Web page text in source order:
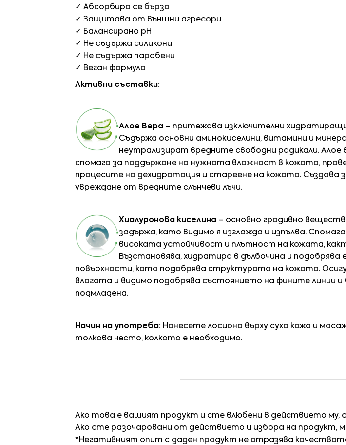
✓ Абсорбира се бързо
✓ Защитава от външни агресори
✓ Балансирано pH
✓ Не съдържа силикони
✓ Не съдържа парабени
✓ Веган формула
Активни съставки:
Алое Вера – притежава изключителни
Съдържа основни аминокиселини, витамини и
неутрализират вредните свободни радикали. Алое
спомага за поддържане на нужната влажност в кожата,
процесите на дехидратация и стареене на кожата.
увреждане от вредните слънчеви лъчи.
Хиалуронова киселина – основно градивно
задържа, като видимо я изглажда и изпълва.
високата устойчивост и плътност на кожата,
Възстановява, хидратира в дълбочина и
повърхности, като подобрява структурата на кожата.
влагата и видимо подобрява състоянието на фините линии и
подмладена.
Начин на употреба: Нанесете лосиона върху суха кожа и
толкова често, колкото е необходимо.
Ако това е вашият продукт и сте влюбени в действието
Ако сте разочаровани от действието и избора на продукт,
*Негативният опит с даден продукт не отразява